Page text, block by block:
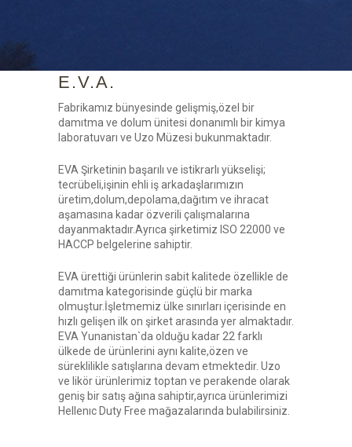
E.V.A.
Fabrikamız bünyesinde gelişmiş,özel bir
damıtma ve dolum ünitesi donanımlı bir kimya
laboratuvarı ve Uzo Müzesi bukunmaktadır.
EVA Şirketinin başarılı ve istikrarlı yükselişi;
tecrübeli,işinin ehli iş arkadaşlarımızın
üretim,dolum,depolama,dağıtım ve ihracat
aşamasına kadar özverili çalışmalarına
dayanmaktadır.Ayrıca şirketimiz ISO 22000 ve
HACCP belgelerine sahiptir.
EVA ürettiği ürünlerin sabit kalitede özellikle de
damıtma kategorisinde güçlü bir marka
olmuştur.İşletmemiz ülke sınırları içerisinde en
hızlı gelişen ilk on şirket arasında yer almaktadır.
EVA Yunanistan`da olduğu kadar 22 farklı
ülkede de ürünlerini aynı kalite,özen ve
süreklilikle satışlarına devam etmektedir. Uzo
ve likör ürünlerimiz toptan ve perakende olarak
geniş bir satış ağına sahiptir,ayrıca ürünlerimizi
Hellenıc Duty Free mağazalarında bulabilirsiniz.